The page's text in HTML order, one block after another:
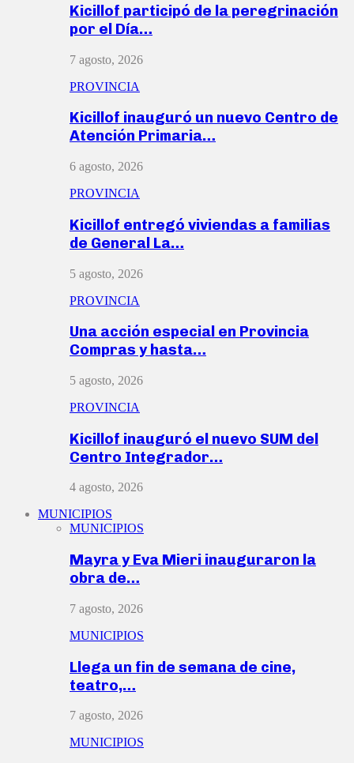
Kicillof participó de la peregrinación
por el Día…
7 agosto, 2026
PROVINCIA
Kicillof inauguró un nuevo Centro de
Atención Primaria…
6 agosto, 2026
PROVINCIA
Kicillof entregó viviendas a familias
de General La…
5 agosto, 2026
PROVINCIA
Una acción especial en Provincia
Compras y hasta…
5 agosto, 2026
PROVINCIA
Kicillof inauguró el nuevo SUM del
Centro Integrador…
4 agosto, 2026
MUNICIPIOS
MUNICIPIOS
Mayra y Eva Mieri inauguraron la
obra de…
7 agosto, 2026
MUNICIPIOS
Llega un fin de semana de cine,
teatro,…
7 agosto, 2026
MUNICIPIOS